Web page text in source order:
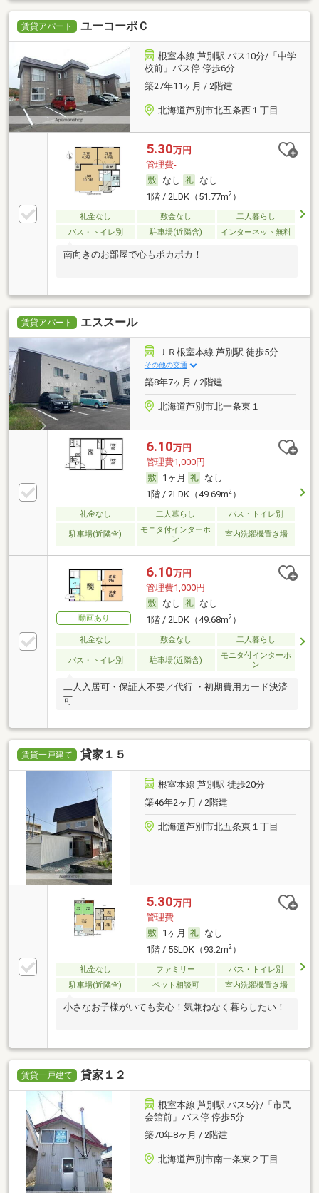
賃貸アパート ユーコーポＣ
根室本線 芦別駅 バス10分/「中学
校前」バス停 停歩6分
築27年11ヶ月 / 2階建
北海道芦別市北五条西１丁目
5.30万円
管理費-
なし
なし
1階 / 2LDK（51.77m2）
礼金なし 敷金なし
二人暮らし
バス・トイレ別
駐車場(近隣含) インターネット無料
南向きのお部屋で心もポカポカ！
賃貸アパート エススール
ＪＲ根室本線 芦別駅 徒歩5分
その他の交通
築8年7ヶ月 / 2階建
北海道芦別市北一条東１
6.10万円
管理費1,000円
1ヶ月
なし
1階 / 2LDK（49.69m2）
礼金なし 二人暮らし バス・トイレ別
駐車場(近隣含)
モニタ付インターホ
ン
室内洗濯機置き場
動画あり
6.10万円
管理費1,000円
なし
なし
1階 / 2LDK（49.68m2）
礼金なし 敷金なし 二人暮らし
バス・トイレ別 駐車場(近隣含)
モニタ付インターホ
ン
二人入居可・保証人不要／代行 ・初期費用カード決済
可
賃貸一戸建て 貸家１５
根室本線 芦別駅 徒歩20分
築46年2ヶ月 / 2階建
北海道芦別市北五条東１丁目
5.30万円
管理費-
1ヶ月
なし
1階 / 5SLDK（93.2m2）
礼金なし ファミリー
バス・トイレ別
駐車場(近隣含)
ペット相談可 室内洗濯機置き場
小さなお子様がいても安心！気兼ねなく暮らしたい！
賃貸一戸建て 貸家１２
根室本線 芦別駅 バス5分/「市民
会館前」バス停 停歩5分
築70年8ヶ月 / 2階建
北海道芦別市南一条東２丁目